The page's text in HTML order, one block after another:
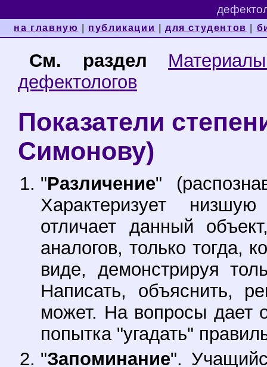
на главную публикации |для студентов
См. раздел
дефектологов
Показатели
Симонову)
"Различение"
Характеризует
отличает данный
аналогов, только тогда,
виде, демонстрируя
Написать, объяснить,
может. На вопросы дает
попытка "угадать"
"Запоминание".